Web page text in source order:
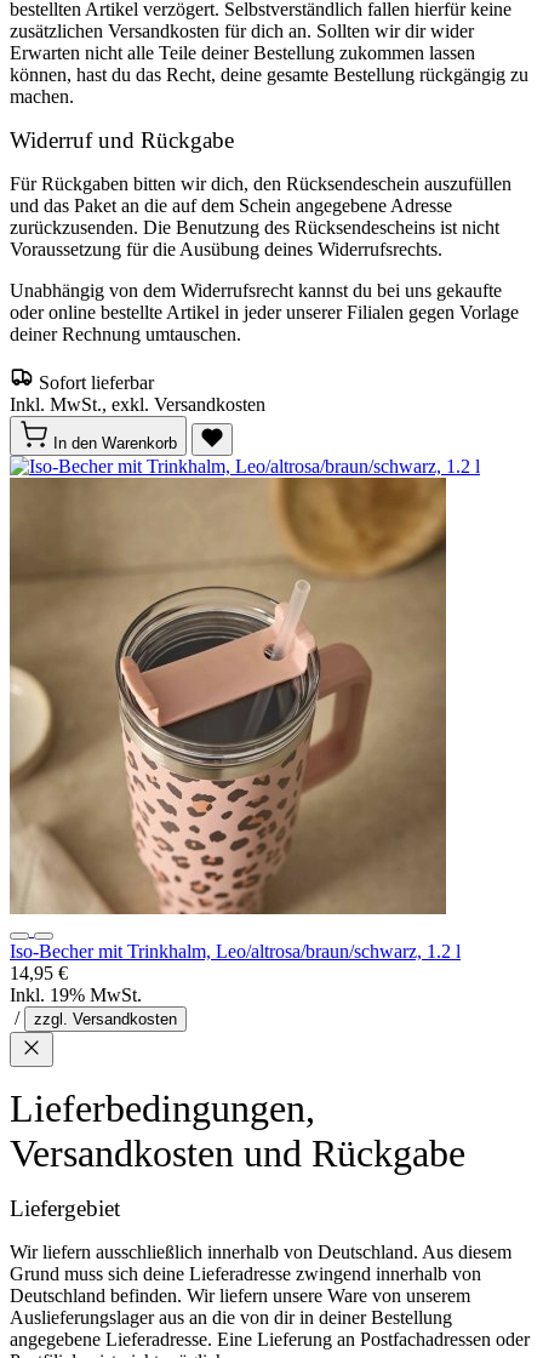
bestellten Artikel verzögert. Selbstverständlich fallen hierfür keine
zusätzlichen Versandkosten für dich an. Sollten wir dir wider
Erwarten nicht alle Teile deiner Bestellung zukommen lassen
können, hast du das Recht, deine gesamte Bestellung rückgängig zu
machen.
Widerruf und Rückgabe
Für Rückgaben bitten wir dich, den Rücksendeschein auszufüllen
und das Paket an die auf dem Schein angegebene Adresse
zurückzusenden. Die Benutzung des Rücksendescheins ist nicht
Voraussetzung für die Ausübung deines Widerrufsrechts.
Unabhängig von dem Widerrufsrecht kannst du bei uns gekaufte
oder online bestellte Artikel in jeder unserer Filialen gegen Vorlage
deiner Rechnung umtauschen.
Sofort lieferbar
Inkl. MwSt., exkl. Versandkosten
In den Warenkorb
Iso-Becher mit Trinkhalm, Leo/altrosa/braun/schwarz, 1.2 l
14,95 €
Inkl. 19% MwSt.
/
zzgl. Versandkosten
Lieferbedingungen,
Versandkosten und Rückgabe
Liefergebiet
Wir liefern ausschließlich innerhalb von Deutschland. Aus diesem
Grund muss sich deine Lieferadresse zwingend innerhalb von
Deutschland befinden. Wir liefern unsere Ware von unserem
Auslieferungslager aus an die von dir in deiner Bestellung
angegebene Lieferadresse. Eine Lieferung an Postfachadressen oder